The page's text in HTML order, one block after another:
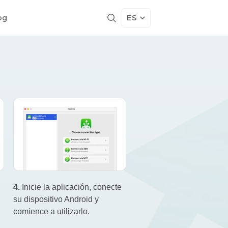
ES
4. Inicie la aplicación, conecte
su dispositivo Android y
comience a utilizarlo.